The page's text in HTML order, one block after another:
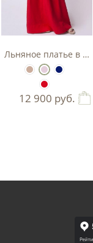
Льняное платье в пол
12 900 руб.